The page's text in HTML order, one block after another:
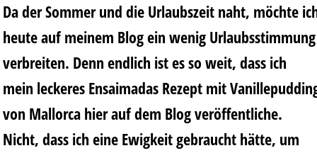
Da der Sommer und die Urlaubszeit naht, möchte
heute auf meinem Blog ein wenig Urlaubsstimmung
verbreiten. Denn endlich ist es so weit, dass ich
mein leckeres Ensaimadas Rezept mit
von Mallorca hier auf dem Blog veröffentliche.
Nicht, dass ich eine Ewigkeit gebraucht hätte, um